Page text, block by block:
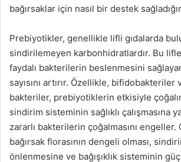
bağırsaklar için nasıl bir destek
Prebiyotikler, genellikle lifli gıdalarda
sindirilemeyen karbonhidratlardır. Bu
faydalı bakterilerin beslenmesini
sayısını artırır. Özellikle,
bakteriler, prebiyotiklerin etkisiyle
sindirim sisteminin sağlıklı çalışmasına
zararlı bakterilerin çoğalmasını engeller.
bağırsak florasının dengeli olması,
önlenmesine ve bağışıklık sisteminin